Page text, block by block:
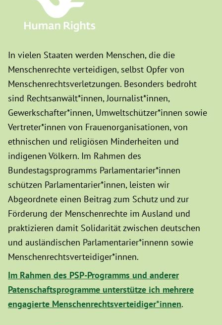
In vielen Staaten werden Menschen, die die
Menschenrechte verteidigen, selbst Opfer von
Menschenrechtsverletzungen. Besonders bedroht
sind Rechtsanwält*innen, Journalist*innen,
Gewerkschafter*innen, Umweltschützer*innen sowie
Vertreter*innen von Frauenorganisationen, von
ethnischen und religiösen Minderheiten und
indigenen Völkern. Im Rahmen des
Bundestagsprogramms Parlamentarier*innen
schützen Parlamentarier*innen, leisten wir
Abgeordnete einen Beitrag zum Schutz und zur
Förderung der Menschenrechte im Ausland und
praktizieren damit Solidarität zwischen deutschen
und ausländischen Parlamentarier*innenn sowie
Menschenrechtsverteidiger*innen.
Im Rahmen des PSP-Programms und anderer
Patenschaftsprogramme unterstütze ich mehrere
engagierte Menschenrechtsverteidiger*innen.